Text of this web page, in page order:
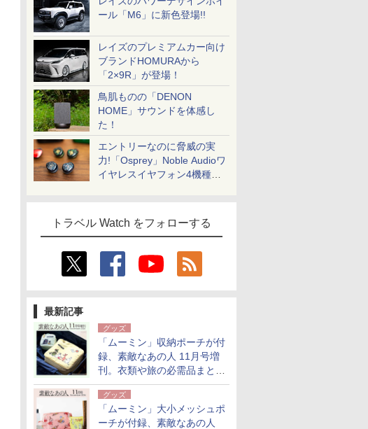
ール「M6」に新色登場!!
レイズのプレミアムカー向け
ブランドHOMURAから
「2×9R」が登場！
鳥肌ものの「DENON
HOME」サウンドを体感し
た！
エントリーなのに脅威の実
力!「Osprey」Noble Audioワ
イヤレスイヤフォン4機種を
トラベル Watch をフォローする
最新記事
グッズ
「ムーミン」収納ポーチが付
録、素敵なあの人 11月号増
刊。衣類や旅の必需品まとま
る大小2個セット
グッズ
「ムーミン」大小メッシュポ
ーチが付録、素敵なあの人